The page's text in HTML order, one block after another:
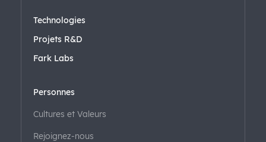
Technologies
Projets R&D
Fark Labs
Personnes
Cultures et Valeurs
Rejoignez-nous